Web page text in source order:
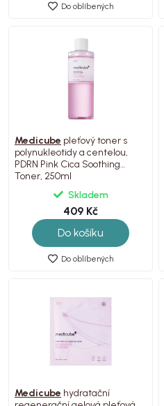
Do oblíbených
Medicube pleťový toner s
polynukleotidy a centelou,
PDRN Pink Cica Soothing
Toner, 250ml
Skladem
409 Kč
Do košíku
Do oblíbených
Medicube hydratační